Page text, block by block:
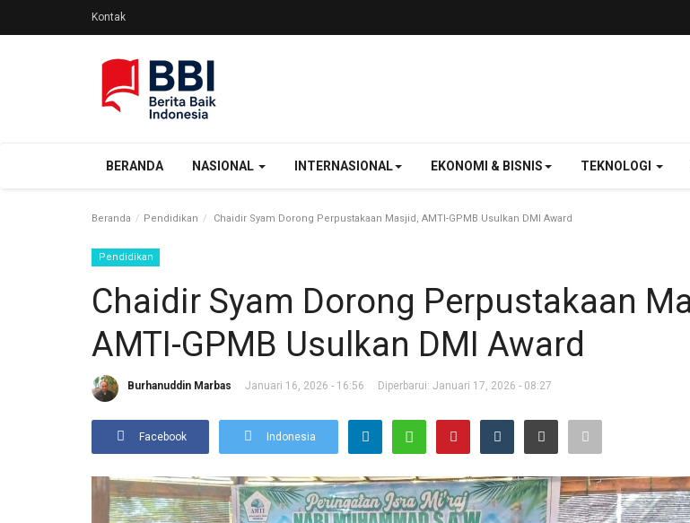
Kontak
BERANDA NASIONAL INTERNASIONAL EKONOMI & BISNIS TEKNOLOGI
Beranda Pendidikan Chaidir Syam Dorong Perpustakaan Masjid, AMTI-GPMB Usulkan DMI Award
Pendidikan
Chaidir Syam Dorong Perpustakaan
AMTI-GPMB Usulkan DMI Award
Burhanuddin Marbas Januari 16, 2026 - 16:56 Diperbarui: Januari 17, 2026 - 08:27
Facebook Indonesia